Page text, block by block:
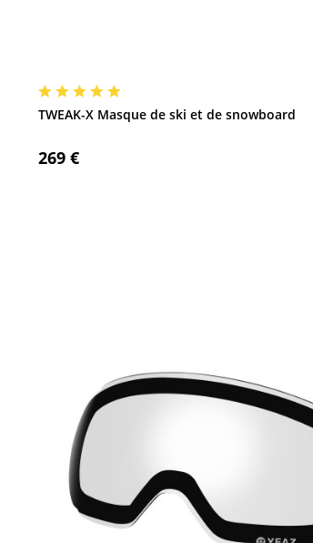
TWEAK-X Masque de ski et de snowboard
269 €